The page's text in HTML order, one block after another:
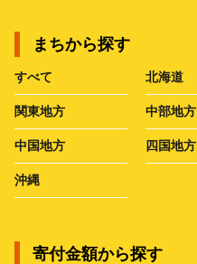
まちから探す
すべて 北海道
関東地方 中部地方
中国地方 四国地方
沖縄
寄付金額から探す